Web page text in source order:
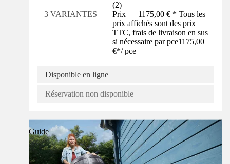
3 VARIANTES
(2)
Prix — 1175,00 € * Tous les
prix affichés sont des prix
TTC, frais de livraison en sus
si nécessaire par pce1175,00
€*/ pce
Disponible en ligne
Réservation non disponible
Guide